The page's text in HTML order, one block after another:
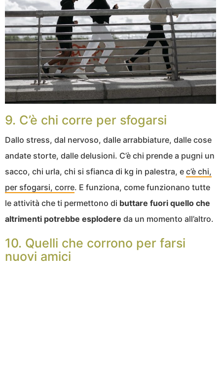
9. C’è chi corre per sfogarsi
Dallo stress, dal nervoso, dalle arrabbiature, dalle cose
andate storte, dalle delusioni. C’è chi prende a pugni un
sacco, chi urla, chi si sfianca di kg in palestra, e c’è chi,
per sfogarsi, corre. E funziona, come funzionano tutte
le attività che ti permettono di buttare fuori quello che
altrimenti potrebbe esplodere da un momento all’altro.
10. Quelli che corrono per farsi
nuovi amici